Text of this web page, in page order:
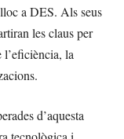
a DES. Als seus
les claus per
l’eficiència, la
d’aquesta